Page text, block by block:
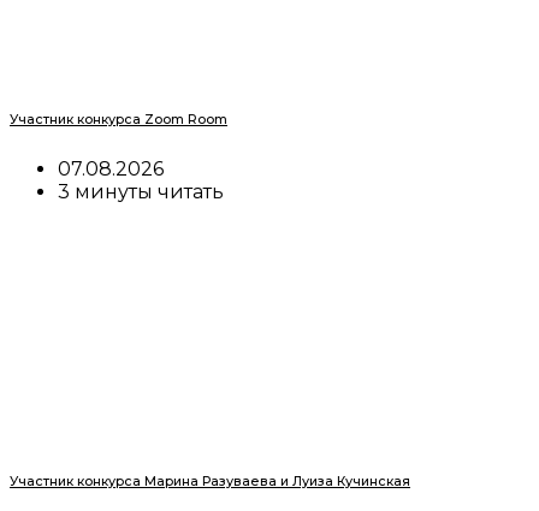
Участник конкурса Zoom Room
07.08.2026
3 минуты читать
Участник конкурса Марина Разуваева и Луиза Кучинская